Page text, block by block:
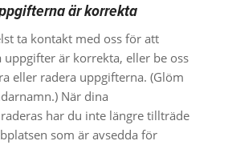
är korrekta
ta kontakt med oss för att
är korrekta, eller be oss
eller radera uppgifterna. (Glöm
När dina
har du inte längre tillträde
som är avsedda för